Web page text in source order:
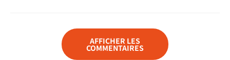
AFFICHER LES
COMMENTAIRES